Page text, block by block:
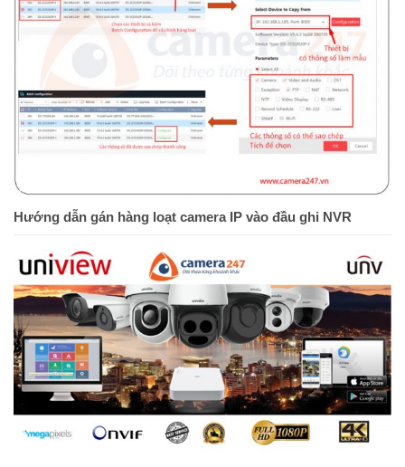
Hướng dẫn gán hàng loạt camera IP vào đầu ghi NVR